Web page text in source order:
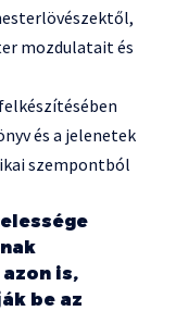
mozdulatait és
és a jelenetek
szempontból
is,
be az